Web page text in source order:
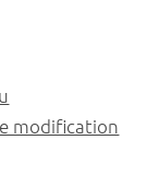
modification